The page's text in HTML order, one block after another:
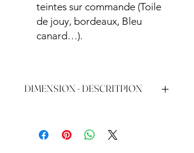
teintes sur commande (Toile
de jouy, bordeaux, Bleu
canard…).
DIMENSION - DESCRITPION
Structure : Métal doré
Coloris :